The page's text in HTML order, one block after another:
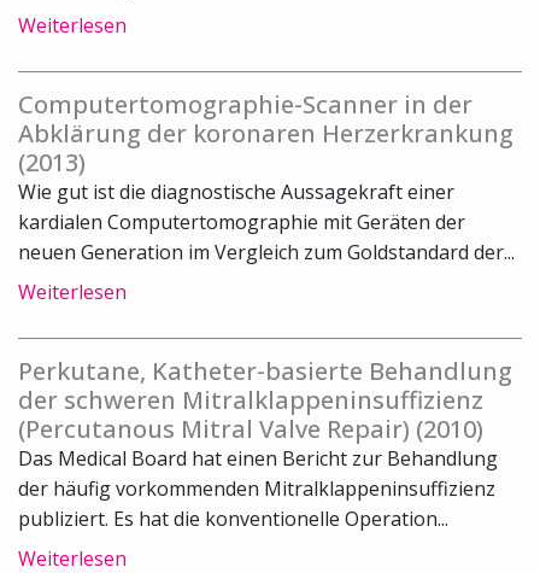
Weiterlesen
Computertomographie-Scanner in der
Abklärung der koronaren Herzerkrankung
(2013)
Wie gut ist die diagnostische Aussagekraft einer
kardialen Computertomographie mit Geräten der
neuen Generation im Vergleich zum Goldstandard der...
Weiterlesen
Perkutane, Katheter-basierte Behandlung
der schweren Mitralklappeninsuffizienz
(Percutanous Mitral Valve Repair) (2010)
Das Medical Board hat einen Bericht zur Behandlung
der häufig vorkommenden Mitralklappeninsuffizienz
publiziert. Es hat die konventionelle Operation...
Weiterlesen